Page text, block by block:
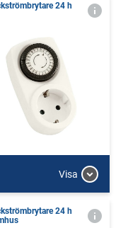
24 h
Visa
24 h